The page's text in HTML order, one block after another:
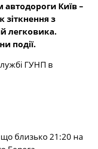
автодороги Київ –
зіткнення з
легковика.
події.
ГУНП в
близько 21:20 на